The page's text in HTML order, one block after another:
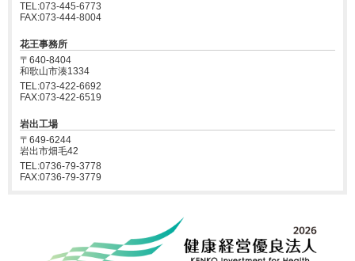
TEL:073-445-6773
FAX:073-444-8004
花王事務所
〒640-8404
和歌山市湊1334
TEL:073-422-6692
FAX:073-422-6519
岩出工場
〒649-6244
岩出市畑毛42
TEL:0736-79-3778
FAX:0736-79-3779